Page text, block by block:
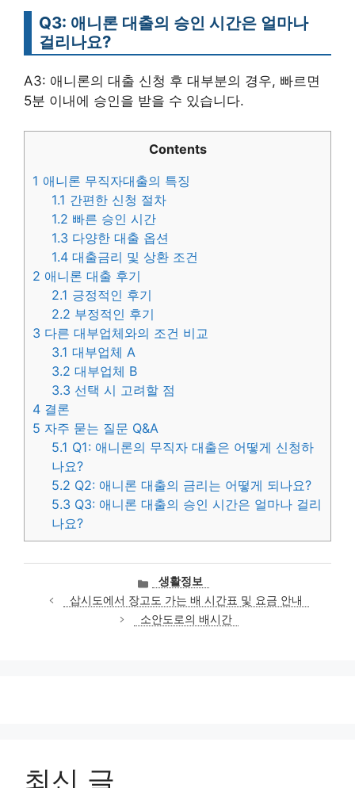
Q3: 애니론 대출의 승인 시간은 얼마나
걸리나요?
A3: 애니론의 대출 신청 후 대부분의 경우, 빠르면
5분 이내에 승인을 받을 수 있습니다.
Contents
1 애니론 무직자대출의 특징
1.1 간편한 신청 절차
1.2 빠른 승인 시간
1.3 다양한 대출 옵션
1.4 대출금리 및 상환 조건
2 애니론 대출 후기
2.1 긍정적인 후기
2.2 부정적인 후기
3 다른 대부업체와의 조건 비교
3.1 대부업체 A
3.2 대부업체 B
3.3 선택 시 고려할 점
4 결론
5 자주 묻는 질문 Q&A
5.1 Q1: 애니론의 무직자 대출은 어떻게 신청하
나요?
5.2 Q2: 애니론 대출의 금리는 어떻게 되나요?
5.3 Q3: 애니론 대출의 승인 시간은 얼마나 걸리
나요?
카
테
고
리
생활정보
삽시도에서 장고도 가는 배 시간표 및 요금 안내
소안도로의 배시간
최신 글